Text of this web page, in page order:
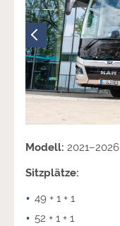
Modell: 2021–2026
Sitzplätze:
49 + 1 + 1
52 + 1 + 1